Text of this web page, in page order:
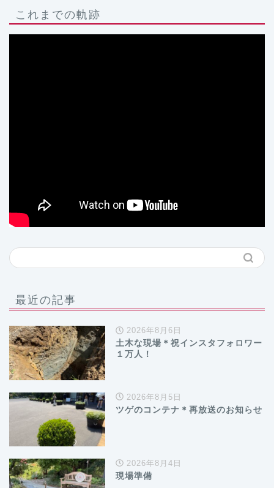
これまでの軌跡
最近の記事
2026年8月6日
土木な現場＊祝インスタフォロワー
１万人！
2026年8月5日
ツゲのコンテナ＊再放送のお知らせ
2026年8月4日
現場準備